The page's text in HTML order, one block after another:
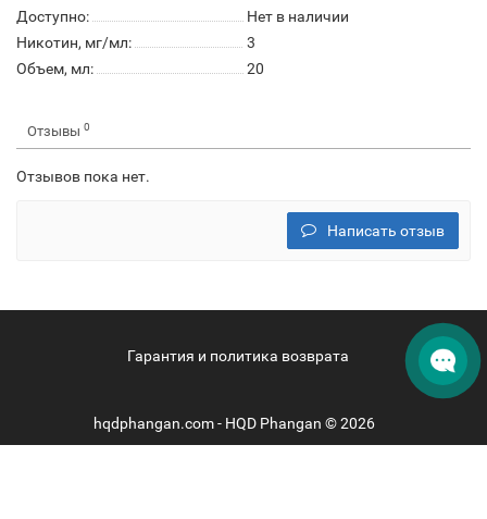
Доступно:
Нет в наличии
Никотин, мг/мл:
3
Объем, мл:
20
Отзывы 0
Отзывов пока нет.
Написать отзыв
Гарантия и политика возврата
hqdphangan.com - HQD Phangan © 2026